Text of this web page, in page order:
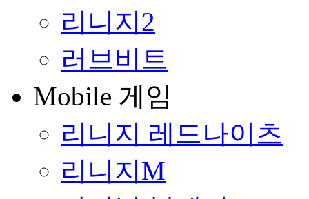
리니지2
러브비트
Mobile 게임
리니지 레드나이츠
리니지M